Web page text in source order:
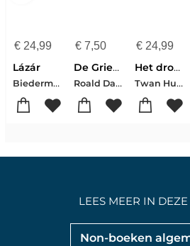
€24,99
Lázár
Biedermann, Nelio
€7,50
De Griezels
Roald Dahl
€ 24,99
Het droompad
Twan Huys
Non-boeken
LEES MEER IN